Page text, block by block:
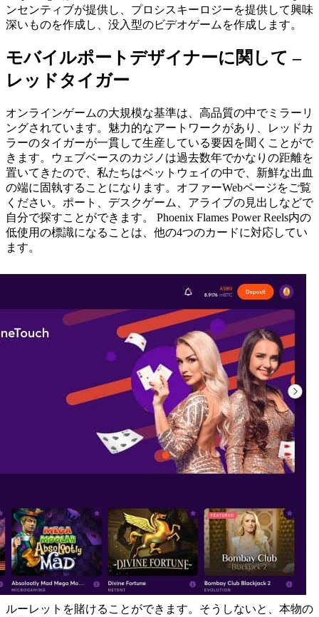
ンセンティブが提供し、プロシスキーロジーを提供して興味
深いものを作成し、没入型のビデオゲームを作成します。
モバイルポートデザイナーに関して –
レッドタイガー
オンラインゲームの大規模な基準は、高品質の中でミラーリ
ングされています。魅力的なアートワークがあり、レッドカ
ラーのタイガーが一貫して生産している要因を聞くことがで
きます。ウェブベースのカジノは過去数年でかなりの距離を
置いてきたので、私たちはベットウェイの中で、新鮮な出血
の端に固執することになります。オファーWebページをご覧
ください。ポート、デスクゲーム、アライブの見出しなどで
自分で探すことができます。 Phoenix Flames Power Reels内の
低使用の標識になることは、他の4つのカードに対応してい
ます。
ルーレットを賭けることができます。そうしないと、本物の